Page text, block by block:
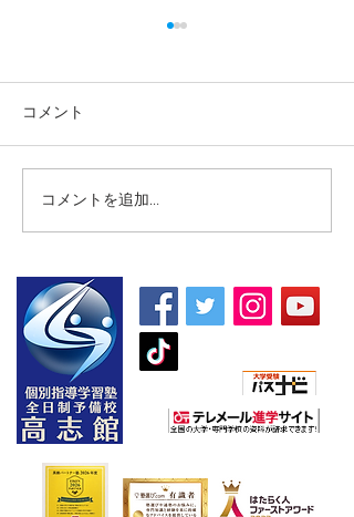
【高校生・高卒浪人生向
け夏期講習】
コメント
コメントを追加…